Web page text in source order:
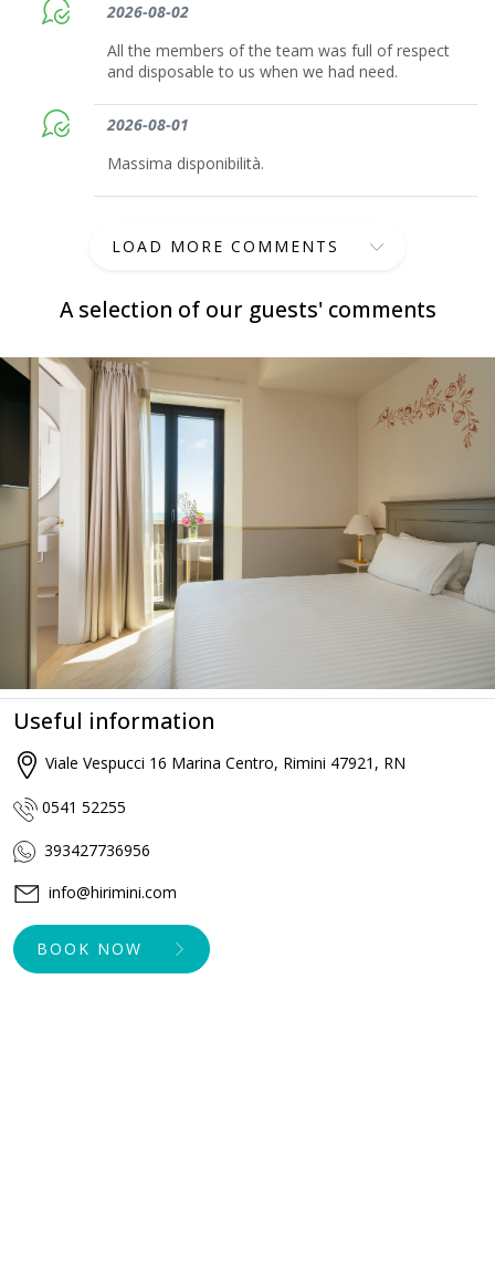
A selection of our guests' comments
2026-08-02
All the members of the team was full of respect
and disposable to us when we had need.
2026-08-01
Massima disponibilità.
LOAD MORE COMMENTS
Useful information
Viale Vespucci 16 Marina Centro, Rimini 47921, RN
0541 52255
393427736956
info@hirimini.com
BOOK NOW